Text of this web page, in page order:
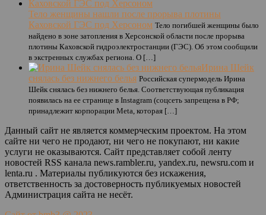
Тело женщины нашли после прорыва плотины
Каховской ГЭС под Херсоном Тело погибшей женщины было
найдено в зоне затопления в Херсонской области после прорыва
плотины Каховской гидроэлектростанции (ГЭС). Об этом сообщили
в экстренных службах региона. О […]
Ирина Шейк
снялась без нижнего белья Российская супермодель Ирина
Шейк снялась без нижнего белья. Соответствующая публикация
появилась на ее странице в Instagram (соцсеть запрещена в РФ;
принадлежит корпорации Meta, которая […]
Данный сайт не является коммерческим проектом. На этом
сайте ни чего не продают, ни чего не покупают, ни какие
услуги не оказываются. Сайт представляет собой ленту
новостей RSS канала news.rambler.ru, yandex.ru, newsru.com и
lenta.ru . Материалы публикуются без искажения,
ответственность за достоверность публикуемых новостей
Администрация сайта не несёт.